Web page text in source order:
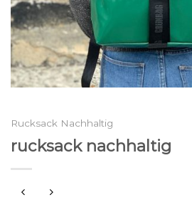
Rucksack Nachhaltig
rucksack nachhaltig